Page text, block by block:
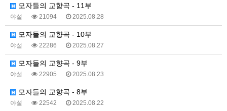
모자들의 교향곡 - 11부
야설 21094 2025.08.28
모자들의 교향곡 - 10부
야설 22286 2025.08.27
모자들의 교향곡 - 9부
야설 22905 2025.08.23
모자들의 교향곡 - 8부
야설 22542 2025.08.22